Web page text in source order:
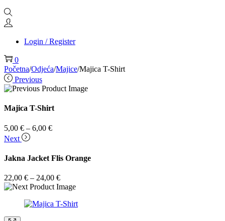
Login / Register
0
Početna/Odjeća/Majice/Majica T-Shirt
Previous
Majica T-Shirt
5,00 € – 6,00 €Raspon
5,00 €
do
Next
Jakna Jacket Flis Orange
22,00 € – 24,00 €Raspon
cijena:
22,00 €